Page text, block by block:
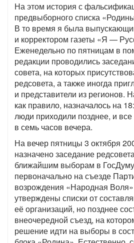
На этом история с
предвыборного списка
В то время я была
и корректором газеты «Я —
Еженедельно по пятницам в
редакции проводились
совета, на которых
редсовета, а также иногда
и представители из регионов.
как правило, назначалось на
люди приходили позднее, и
в семь часов вечера.
На вечер пятницы 3 октября
назначено заседание
ближайшим выборам в
первоначально на съезде
возрождения «Народная
утверждены списки от
её организаций, но позднее
внеочередной съезд, на
решение идти на выборы в